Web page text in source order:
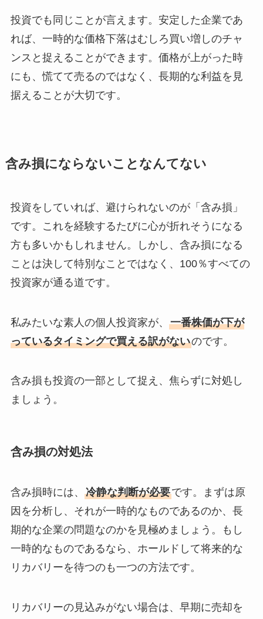
投資でも同じことが言えます。安定した企業であ
れば、一時的な価格下落はむしろ買い増しのチャ
ンスと捉えることができます。価格が上がった時
にも、慌てて売るのではなく、長期的な利益を見
据えることが大切です。
含み損にならないことなんてない
投資をしていれば、避けられないのが「含み損」
です。これを経験するたびに心が折れそうになる
方も多いかもしれません。しかし、含み損になる
ことは決して特別なことではなく、100％すべての
投資家が通る道です。
私みたいな素人の個人投資家が、 一番株価が下が
っているタイミングで買える訳がないのです。
含み損も投資の一部として捉え、焦らずに対処し
ましょう。
含み損の対処法
含み損時には、 冷静な判断が必要です。まずは原
因を分析し、それが一時的なものであるのか、長
期的な企業の問題なのかを見極めましょう。もし
一時的なものであるなら、ホールドして将来的な
リカバリーを待つのも一つの方法です。
リカバリーの見込みがない場合は、早期に売却を